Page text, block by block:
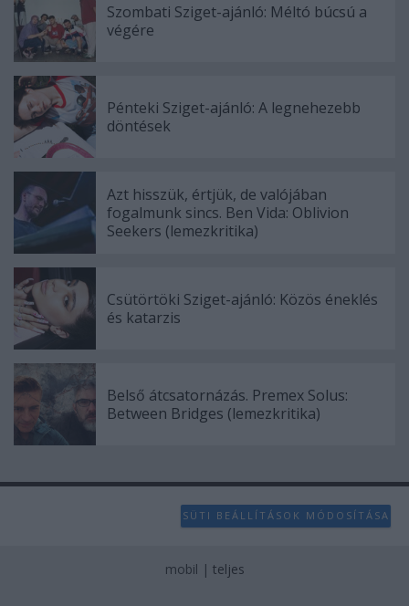
Szombati Sziget-ajánló: Méltó búcsú a
végére
Pénteki Sziget-ajánló: A legnehezebb
döntések
Azt hisszük, értjük, de valójában
fogalmunk sincs. Ben Vida: Oblivion
Seekers (lemezkritika)
Csütörtöki Sziget-ajánló: Közös éneklés
és katarzis
Belső átcsatornázás. Premex Solus:
Between Bridges (lemezkritika)
SÜTI BEÁLLÍTÁSOK MÓDOSÍTÁSA
mobil | teljes